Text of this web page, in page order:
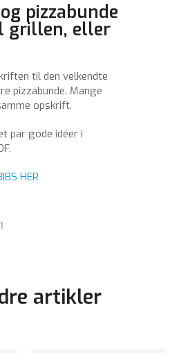
pizzabunde
grillen, eller
til den velkendte
pizzabunde. Mange
opskrift.
par gode idéer i
HER
artikler